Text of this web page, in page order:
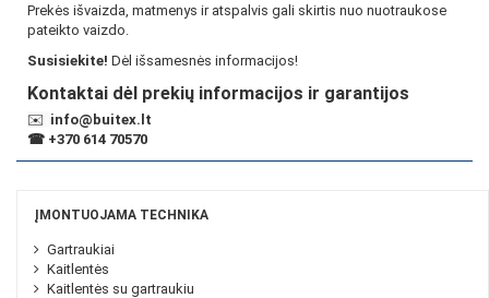
Prekės išvaizda, matmenys ir atspalvis gali skirtis nuo nuotraukose
pateikto vaizdo.
Susisiekite! Dėl išsamesnės informacijos!
Kontaktai dėl prekių informacijos ir garantijos
✉️ info@buitex.lt
☎ +370 614 70570
ĮMONTUOJAMA TECHNIKA
Gartraukiai
Kaitlentės
Kaitlentės su gartraukiu